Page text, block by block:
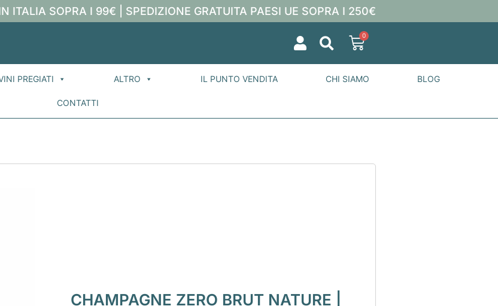
ITALIA SOPRA I 99€ | SPEDIZIONE GRATUITA PAESI UE SOPRA I 250€
0
PREGIATI ALTRO IL PUNTO VENDITA CHI SIAMO BLOG
CONTATTI
CHAMPAGNE ZERO BRUT NATURE |